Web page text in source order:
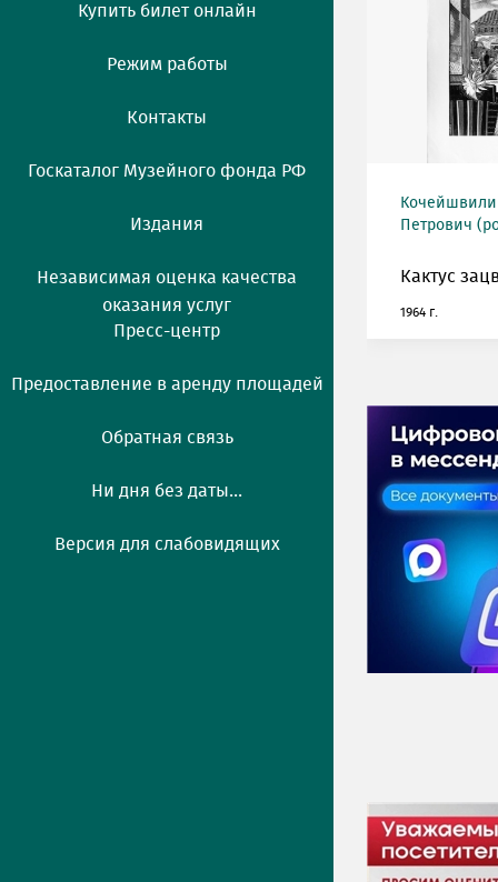
Купить билет онлайн
Режим работы
Контакты
Госкаталог Музейного фонда РФ
Издания
Независимая оценка качества
оказания услуг
Пресс-центр
Предоставление в аренду площадей
Обратная связь
Ни дня без даты...
Версия для слабовидящих
Петрович
Кактус
1964 г.